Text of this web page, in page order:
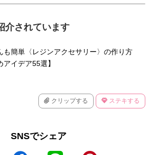
介されています
も簡単〈レジンアクセサリー〉の作り方
アイデア55選】
クリップする ステキする
SNSでシェア